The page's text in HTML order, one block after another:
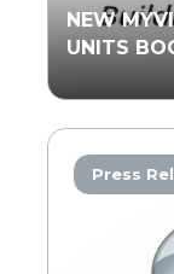
NEW
UNITS
Press